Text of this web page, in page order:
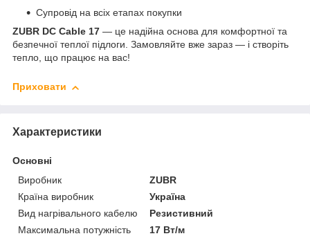
Супровід на всіх етапах покупки
ZUBR DC Cable 17 — це надійна основа для комфортної та
безпечної теплої підлоги. Замовляйте вже зараз — і створіть
тепло, що працює на вас!
Приховати
Характеристики
Основні
Виробник
ZUBR
Країна виробник
Україна
Вид нагрівального кабелю
Резистивний
Максимальна потужність
17 Вт/м